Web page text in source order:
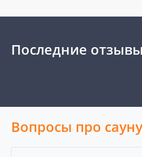
Последние отзывы
Вопросы про